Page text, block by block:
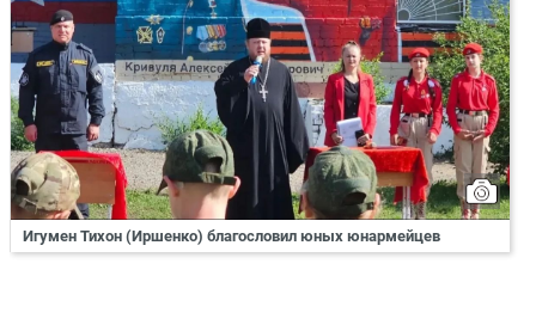
Игумен Тихон (Иршенко) благословил юных юнармейцев